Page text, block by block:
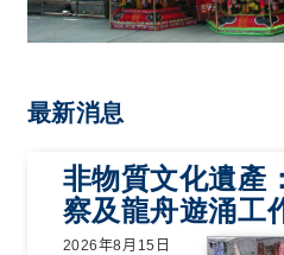
最新消息
非物質文化遺產
察及龍舟遊涌工
2026年8月 15 日